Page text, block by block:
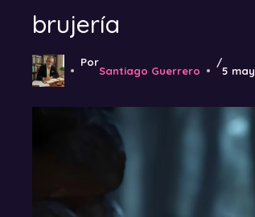
brujería
Por
Santiago Guerrero
/
5